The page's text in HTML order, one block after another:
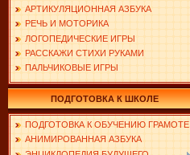
АРТИКУЛЯЦИОННАЯ АЗБУКА
РЕЧЬ И МОТОРИКА
ЛОГОПЕДИЧЕСКИЕ ИГРЫ
РАССКАЖИ СТИХИ РУКАМИ
ПАЛЬЧИКОВЫЕ ИГРЫ
ПОДГОТОВКА К ШКОЛЕ
ПОДГОТОВКА К ОБУЧЕНИЮ ГРАМОТЕ
АНИМИРОВАННАЯ АЗБУКА